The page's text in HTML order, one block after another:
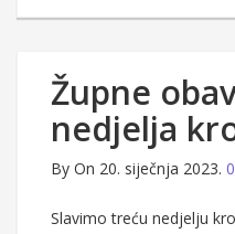
Župne
nedjelja
By On 20. siječnja 2023. 0
Slavimo treću nedjelju